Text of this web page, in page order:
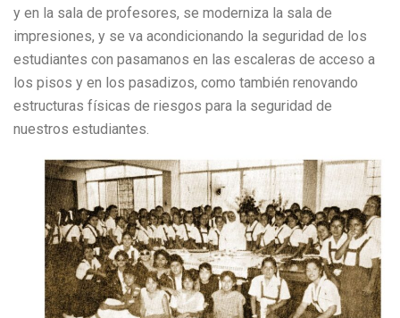
y en la sala de profesores, se moderniza la sala de
impresiones, y se va acondicionando la seguridad de los
estudiantes con pasamanos en las escaleras de acceso a
los pisos y en los pasadizos, como también renovando
estructuras físicas de riesgos para la seguridad de
nuestros estudiantes.